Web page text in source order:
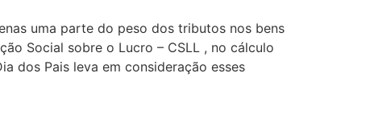
uma parte do peso dos tributos nos bens
Social sobre o Lucro – CSLL , no cálculo
dos Pais leva em consideração esses